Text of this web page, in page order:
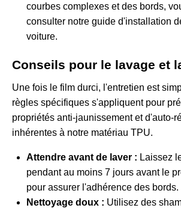
courbes complexes et des bords,
consulter notre guide d'installation
voiture.
Conseils pour le lavage et
Une fois le film durci, l'entretien est
règles spécifiques s'appliquent pour
propriétés anti-jaunissement et d'auto-
inhérentes à notre matériau TPU.
Attendre avant de laver : Laissez
pendant au moins 7 jours avant le
pour assurer l'adhérence des bords.
Nettoyage doux : Utilisez des